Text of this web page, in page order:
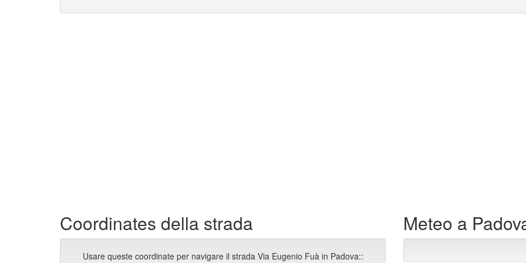
Coordinates della strada
Usare queste coordinate per navigare il strada Via Eugenio Fuà in Padova::
Meteo a